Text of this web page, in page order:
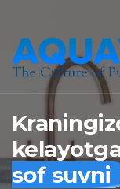
sof suvni